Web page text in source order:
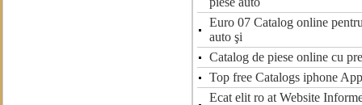
Euro 07 Catalog online
auto şi
Catalog de piese online cu
Top free Catalogs iphone
Ecat elit ro at Website